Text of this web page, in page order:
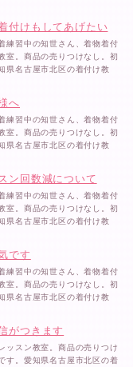
付けもしてあげたい
練習中の知世さん、着物着付
室。商品の売りつけなし。初
県名古屋市北区の着付け教
へ
練習中の知世さん、着物着付
室。商品の売りつけなし。初
県名古屋市北区の着付け教
ン回数減について
練習中の知世さん、着物着付
室。商品の売りつけなし。初
県名古屋市北区の着付け教
です
練習中の知世さん、着物着付
室。商品の売りつけなし。初
県名古屋市北区の着付け教
がつきます
ッスン教室。商品の売りつけ
す。愛知県名古屋市北区の着